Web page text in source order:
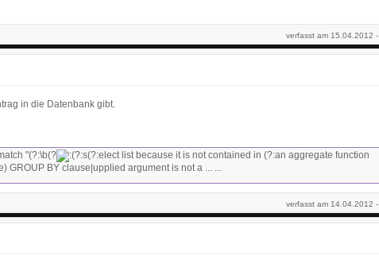
verfasst am 15.04.2012 -
in die Datenbank gibt.
"(?:\b(?
?:s(?:elect list because it is not contained in (?:an aggregate function
BY clause|upplied argument is not a ... ...
verfasst am 14.04.2012 -